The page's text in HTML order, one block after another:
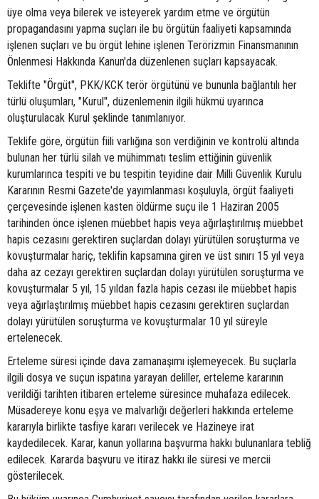
üye olma veya bilerek ve isteyerek yardım etme ve örgütün
propagandasını yapma suçları ile bu örgütün faaliyeti kapsamında
işlenen suçları ve bu örgüt lehine işlenen Terörizmin Finansmanının
Önlenmesi Hakkında Kanun'da düzenlenen suçları kapsayacak.
Teklifte "Örgüt", PKK/KCK terör örgütünü ve bununla bağlantılı her
türlü oluşumları, "Kurul", düzenlemenin ilgili hükmü uyarınca
oluşturulacak Kurul şeklinde tanımlanıyor.
Teklife göre, örgütün fiili varlığına son verdiğinin ve kontrolü altında
bulunan her türlü silah ve mühimmatı teslim ettiğinin güvenlik
kurumlarınca tespiti ve bu tespitin teyidine dair Milli Güvenlik Kurulu
Kararının Resmi Gazete'de yayımlanması koşuluyla, örgüt faaliyeti
çerçevesinde işlenen kasten öldürme suçu ile 1 Haziran 2005
tarihinden önce işlenen müebbet hapis veya ağırlaştırılmış müebbet
hapis cezasını gerektiren suçlardan dolayı yürütülen soruşturma ve
kovuşturmalar hariç, teklifin kapsamına giren ve üst sınırı 15 yıl veya
daha az cezayı gerektiren suçlardan dolayı yürütülen soruşturma ve
kovuşturmalar 5 yıl, 15 yıldan fazla hapis cezası ile müebbet hapis
veya ağırlaştırılmış müebbet hapis cezasını gerektiren suçlardan
dolayı yürütülen soruşturma ve kovuşturmalar 10 yıl süreyle
ertelenecek.
Erteleme süresi içinde dava zamanaşımı işlemeyecek. Bu suçlarla
ilgili dosya ve suçun ispatına yarayan deliller, erteleme kararının
verildiği tarihten itibaren erteleme süresince muhafaza edilecek.
Müsadereye konu eşya ve malvarlığı değerleri hakkında erteleme
kararıyla birlikte tasfiye kararı verilecek ve Hazineye irat
kaydedilecek. Karar, kanun yollarına başvurma hakkı bulunanlara tebliğ
edilecek. Kararda başvuru ve itiraz hakkı ile süresi ve mercii
gösterilecek.